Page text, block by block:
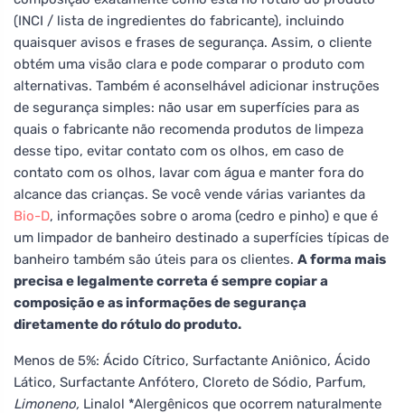
(INCI / lista de ingredientes do fabricante), incluindo
quaisquer avisos e frases de segurança. Assim, o cliente
obtém uma visão clara e pode comparar o produto com
alternativas. Também é aconselhável adicionar instruções
de segurança simples: não usar em superfícies para as
quais o fabricante não recomenda produtos de limpeza
desse tipo, evitar contato com os olhos, em caso de
contato com os olhos, lavar com água e manter fora do
alcance das crianças. Se você vende várias variantes da
Bio-D, informações sobre o aroma (cedro e pinho) e que é
um limpador de banheiro destinado a superfícies típicas de
banheiro também são úteis para os clientes. A forma mais
precisa e legalmente correta é sempre copiar a
composição e as informações de segurança
diretamente do rótulo do produto.
Menos de 5%: Ácido Cítrico, Surfactante Aniônico, Ácido
Lático, Surfactante Anfótero, Cloreto de Sódio, Parfum,
Limoneno, Linalol *Alergênicos que ocorrem naturalmente